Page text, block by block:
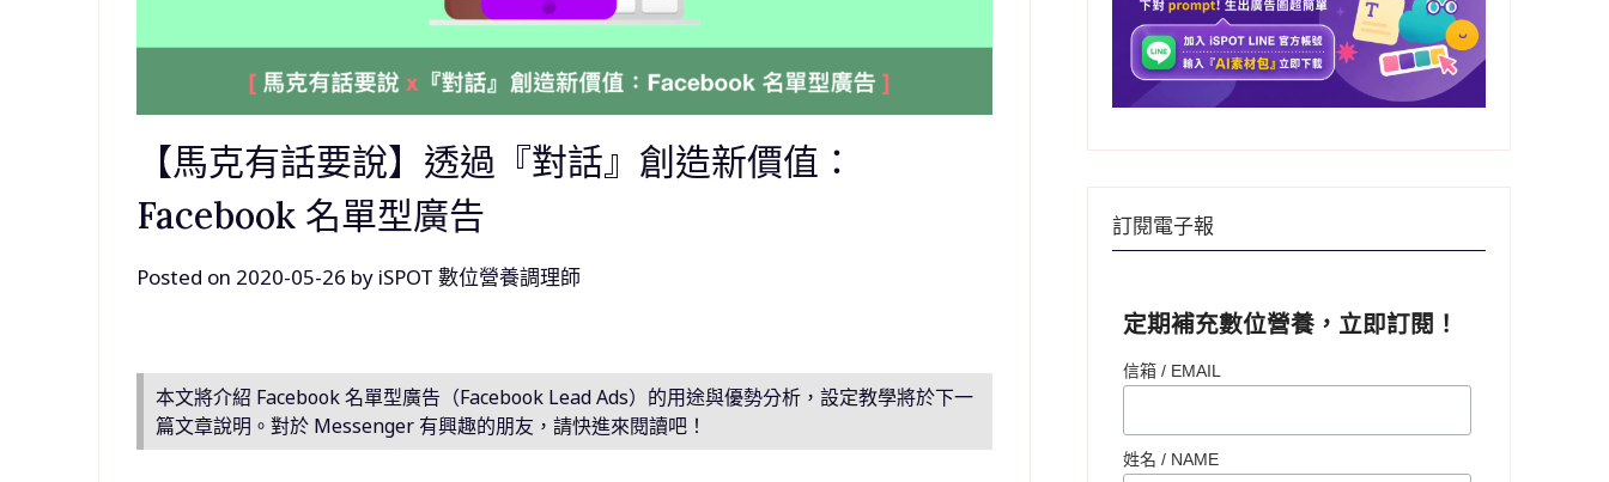
【馬克有話要說】透過『對話』創造新價值：
Facebook 名單型廣告
Posted on 2020-05-26 by iSPOT 數位營養調理師
本文將介紹 Facebook名單型廣告（Facebook Lead Ads）的用途與優勢分析，設定教學將於下一
篇文章說明。對於 Messenger 有興趣的朋友，請快進來閱讀吧！
訂閱電子報
定期補充數位營養，立即訂閱！
信箱 / EMAIL
姓名 / NAME